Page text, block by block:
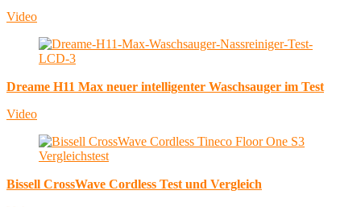
Video
Dreame H11 Max neuer intelligenter Waschsauger im Test
Video
Bissell CrossWave Cordless Test und Vergleich